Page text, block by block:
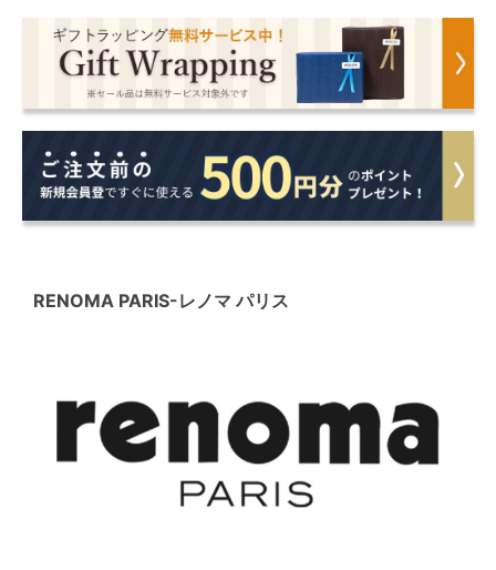
RENOMA PARIS-レノマ パリス